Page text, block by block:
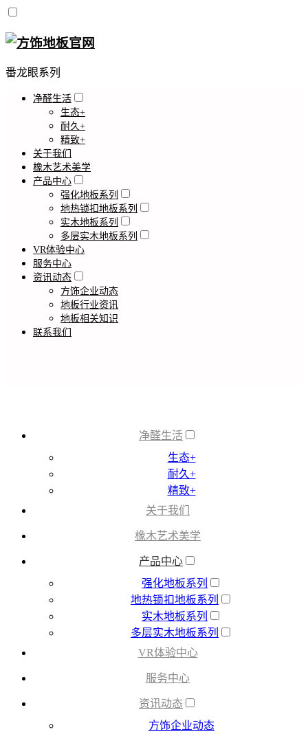
番龙眼系列
净醛生活
生态+
耐久+
精致+
关于我们
橡木艺术美学
产品中心
强化地板系列
地热锁扣地板系列
实木地板系列
多层实木地板系列
VR体验中心
服务中心
资讯动态
方饰企业动态
地板行业资讯
地板相关知识
联系我们
净醛生活
生态+
耐久+
精致+
关于我们
橡木艺术美学
产品中心
强化地板系列
地热锁扣地板系列
实木地板系列
多层实木地板系列
VR体验中心
服务中心
资讯动态
方饰企业动态